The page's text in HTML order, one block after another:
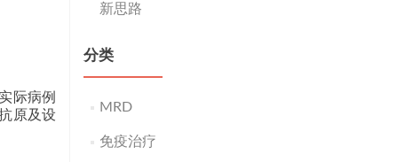
际病例
原及设
新思路
分类
MRD
免疫治疗